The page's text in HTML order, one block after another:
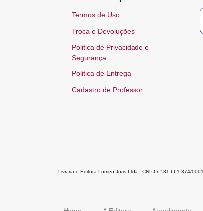
Termos de Uso
Troca e Devoluções
Politica de Privacidade e
Segurança
Politica de Entrega
Cadastro de Professor
Livraria e Editora Lumen Juris Ltda - CNPJ n° 31.661.374/